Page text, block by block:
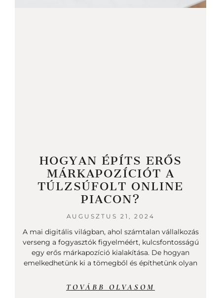
HOGYAN ÉPÍTS ERŐS
MÁRKAPOZÍCIÓT A
TÚLZSÚFOLT ONLINE
PIACON?
AUGUSZTUS 21, 2024
A mai digitális világban, ahol számtalan vállalkozás
verseng a fogyasztók figyelméért, kulcsfontosságú
egy erős márkapozíció kialakítása. De hogyan
emelkedhetünk ki a tömegből és építhetünk olyan
TOVÁBB OLVASOM